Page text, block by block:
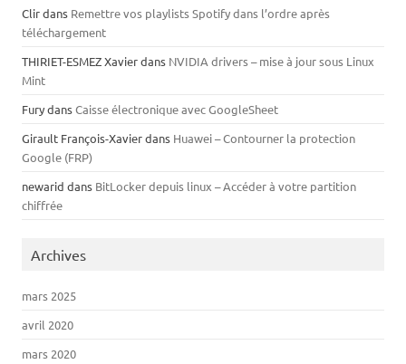
Clirdans Remettre vos playlists Spotify dans l’ordre après
téléchargement
THIRIET-ESMEZ Xavierdans NVIDIA drivers – mise à jour sous Linux
Mint
FurydansCaisse électronique avec GoogleSheet
Girault François-Xavierdans Huawei – Contourner la protection
Google (FRP)
newarid dans BitLocker depuis linux – Accéder à votre partition
chiffrée
Archives
mars 2025
avril 2020
mars 2020